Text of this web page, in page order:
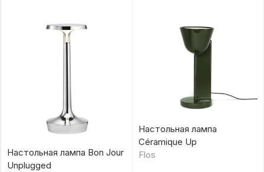
Настольная лампа Bon Jour
Unplugged
Настольная лампа
Céramique Up
Flos